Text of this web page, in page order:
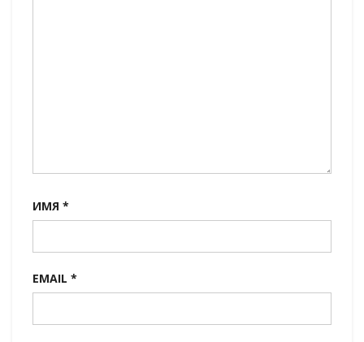
ИМЯ *
EMAIL *